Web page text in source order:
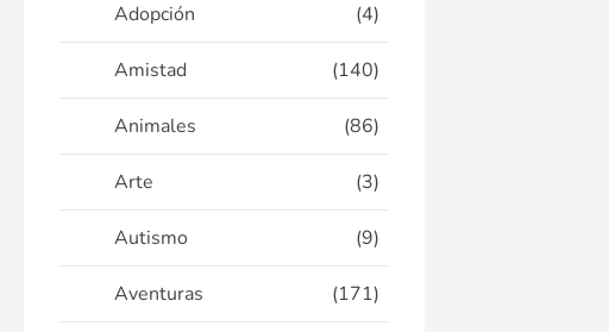
Adopción (4)
Amistad (140)
Animales (86)
Arte (3)
Autismo (9)
Aventuras (171)